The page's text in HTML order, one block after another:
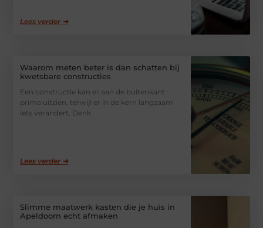
Lees verder ➜
Waarom meten beter is dan schatten bij
kwetsbare constructies
Een constructie kan er aan de buitenkant
prima uitzien, terwijl er in de kern langzaam
iets verandert. Denk
Lees verder ➜
Slimme maatwerk kasten die je huis in
Apeldoorn echt afmaken